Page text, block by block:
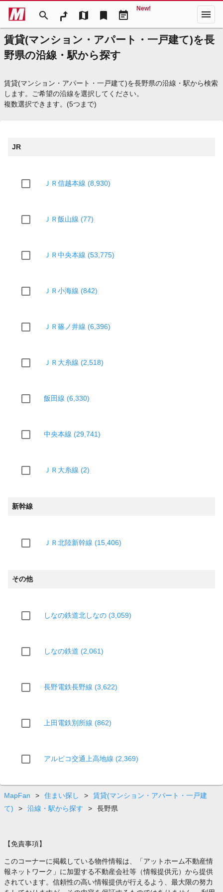
search map bookmark event_note
New! menu
賃貸(マンション・アパート・一戸建て)を長
野県の沿線・駅から探す
賃貸(マンション・アパート・一戸建て)を長野県の沿線・駅から検索
します。ご希望の沿線を選択してください。
複数選択できます。(5つまで)
JR
ＪＲ信越本線 (8,930)
ＪＲ飯山線 (77)
ＪＲ中央本線 (53,775)
ＪＲ小海線 (842)
ＪＲ篠ノ井線 (6,396)
ＪＲ大糸線 (2,518)
飯田線 (6,330)
中央本線 (29,741)
ＪＲ大糸線 (2)
新幹線
ＪＲ北陸新幹線 (15,406)
その他
しなの鉄道北しなの (3,059)
しなの鉄道 (2,061)
長野電鉄長野線 (3,622)
上田電鉄別所線 (862)
アルピコ交通上高地線 (2,369)
MapFan > 住まい探し >
賃貸(マンション・アパート・一戸建
て)
> 沿線・駅から探す > 長野県
【免責事項】
このコーナーに掲載している物件情報は、「アットホーム不動産情
報ネットワーク」に加盟する不動産会社等（情報提供元）から提供
されています。信頼性の高い情報提供が行えるよう、最大限の努力